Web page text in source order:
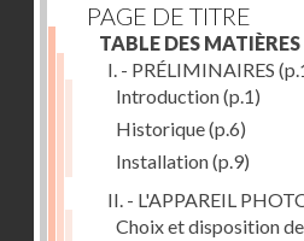
PAGE DE TITRE
TABLE DES MATIÈRES
I. - PRÉLIMINAIRES
Introduction(p.1)
Historique(p.6)
Installation(p.9)
II. - L'APPAREIL
Choix et disposition